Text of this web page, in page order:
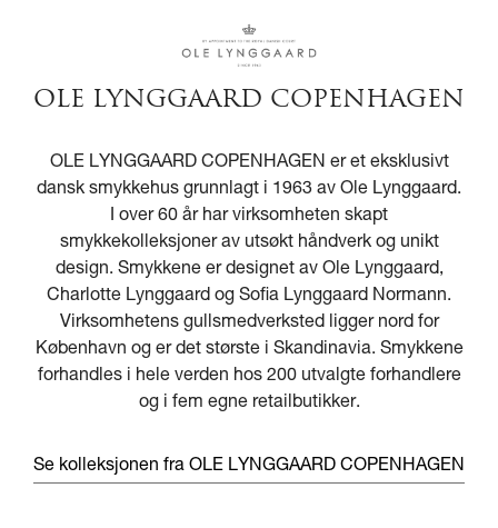
OLE LYNGGAARD COPENHAGEN
OLE LYNGGAARD COPENHAGEN er et eksklusivt
dansk smykkehus grunnlagt i 1963 av Ole Lynggaard.
I over 60 år har virksomheten skapt
smykkekolleksjoner av utsøkt håndverk og unikt
design. Smykkene er designet av Ole Lynggaard,
Charlotte Lynggaard og Sofia Lynggaard Normann.
Virksomhetens gullsmedverksted ligger nord for
København og er det største i Skandinavia. Smykkene
forhandles i hele verden hos 200 utvalgte forhandlere
og i fem egne retailbutikker.
Se kolleksjonen fra OLE LYNGGAARD COPENHAGEN